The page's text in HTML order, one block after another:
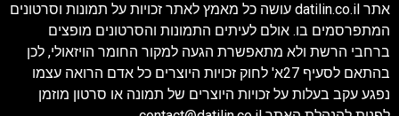
אתר datilin.co.il עושה כל מאמץ לאתר זכויות על תמונות וסרטונים
המתפרסמים בו. אולם לעיתים התמונות והסרטונים מופצים
ברחבי הרשת ולא מתאפשרת הגעה למקור החומר הויזאולי, לכן
בהתאם לסעיף 27א' לחוק זכויות היוצרים כל אדם הרואה עצמו
נפגע עקב בעלות על זכויות היוצרים של תמונה או סרטון מוזמן